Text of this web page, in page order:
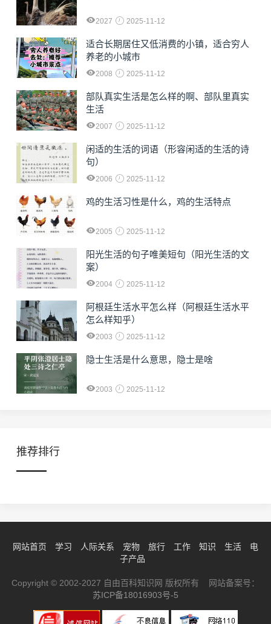
2027 2025-11-12
适合长期居住又低消费的小镇，适合穷人
养老的小城市
2008 2025-11-12
部队真实生活是怎么样的啊、部队里真实
生活
2007 2025-11-12
闲适的生活的词语（形容闲适的生活的诗
句）
2006 2025-11-12
鸡的生活习性是什么，鸡的生活特点
2005 2025-11-12
阳光生活的句子唯美短句（阳光生活的文
案）
2004 2025-11-12
阿根廷生活水平怎么样（阿根廷生活水平
怎么样知乎）
2003 2025-11-12
隐士生活是什么意思，隐士是啥
2003 2025-11-12
推荐排行
网站首页 学习 人际关系 宠物 旅行 工作 知识 生活
电
子产品
Copyright © 2002-2027 自由百科知识网 版权所有 网站备案号：
苏ICP备18016903号-5